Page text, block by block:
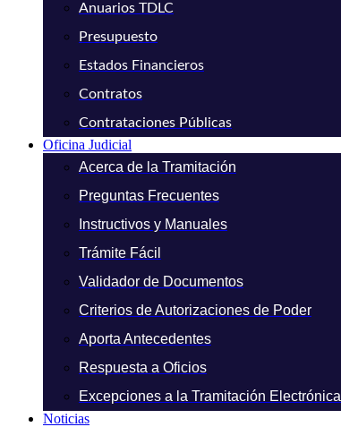
Anuarios TDLC
Presupuesto
Estados Financieros
Contratos
Contrataciones Públicas
Oficina Judicial
Acerca de la Tramitación
Preguntas Frecuentes
Instructivos y Manuales
Trámite Fácil
Validador de Documentos
Criterios de Autorizaciones de Poder
Aporta Antecedentes
Respuesta a Oficios
Excepciones a la Tramitación Electrónica
Noticias